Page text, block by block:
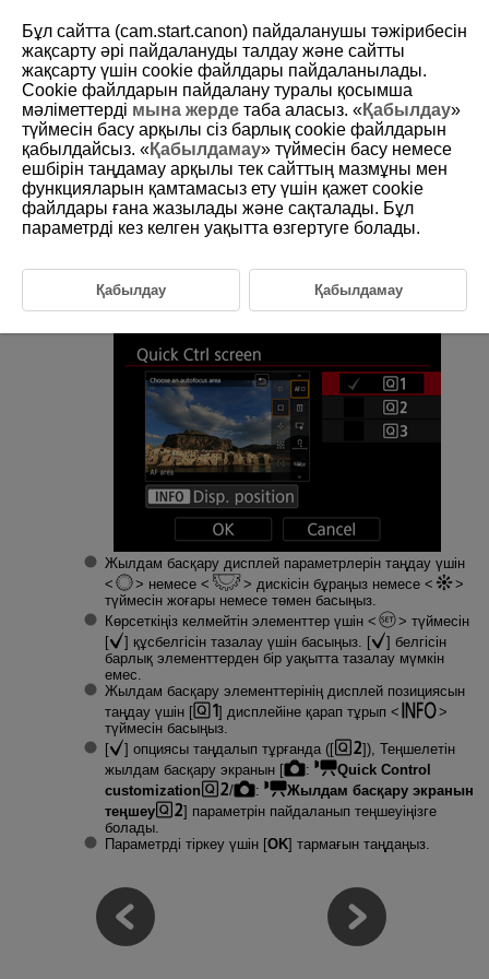
D388-114
Жылдам басқару экраны
Фильм жазу кезінде қолжетімді Жылдам басқару (
) көріністерін
өзгерте аласыз.
[ :Quick Ctrl screen / :Жылдам басқару
экраны] параметрін (
) таңдаңыз.
Көрсетілетін көріністі таңдаңыз.
Жылдам басқару дисплей параметрлерін таңдау үшін
немесе
дискісін бұраңыз немесе
түймесін жоғары немесе төмен басыңыз.
Көрсеткіңіз келмейтін элементтер үшін
түймесін
[
] құсбелгісін тазалау үшін басыңыз. [
] белгісін
барлық элементтерден бір уақытта тазалау мүмкін
емес.
Жылдам басқару элементтерінің дисплей позициясын
таңдау үшін [
] дисплейіне қарап тұрып
түймесін басыңыз.
[
] опциясы таңдалып тұрғанда ([
]), Теңшелетін
жылдам басқару экранын [
:
Quick Control
customization
/ :
Жылдам басқару экранын
теңшеу
] параметрін пайдаланып теңшеуіңізге
болады.
Параметрді тіркеу үшін [OK] тармағын таңдаңыз.
Бұл сайтта (cam.start.canon) пайдаланушы тәжірибесін
жақсарту әрі пайдалануды талдау және сайтты
жақсарту үшін сookie файлдары пайдаланылады.
Cookie файлдарын пайдалану туралы қосымша
мәліметтерді мына жерде таба аласыз. «Қабылдау»
түймесін басу арқылы сіз барлық cookie файлдарын
қабылдайсыз. «Қабылдамау» түймесін басу немесе
ешбірін таңдамау арқылы тек сайттың мазмұны мен
функцияларын қамтамасыз ету үшін қажет cookie
файлдары ғана жазылады және сақталады. Бұл
параметрді кез келген уақытта өзгертуге болады.
Қабылдау Қабылдамау